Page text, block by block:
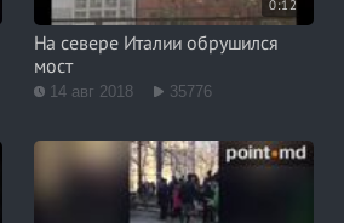
0:12
На севере Италии обрушился
мост
14 авг 2018 35776